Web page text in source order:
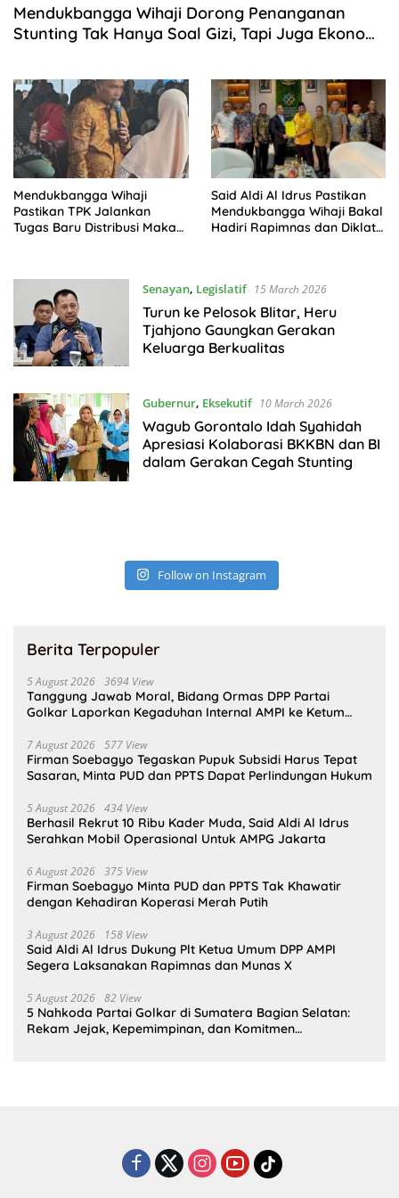
Mendukbangga Wihaji Dorong Penanganan
Stunting Tak Hanya Soal Gizi, Tapi Juga Ekonomi
Mendukbangga Wihaji
Pastikan TPK Jalankan
Tugas Baru Distribusi Makan
Said Aldi Al Idrus Pastikan
Mendukbangga Wihaji Bakal
Hadiri Rapimnas dan Diklat
Senayan, Legislatif 15 March 2026
Turun ke Pelosok Blitar, Heru
Tjahjono Gaungkan Gerakan
Keluarga Berkualitas
Gubernur, Eksekutif 10 March 2026
Wagub Gorontalo Idah Syahidah
Apresiasi Kolaborasi BKKBN dan BI
dalam Gerakan Cegah Stunting
Follow on Instagram
Berita Terpopuler
5 August 2026 3694 View
Tanggung Jawab Moral, Bidang Ormas DPP Partai
Golkar Laporkan Kegaduhan Internal AMPI ke Ketum
7 August 2026 577 View
Firman Soebagyo Tegaskan Pupuk Subsidi Harus Tepat
Sasaran, Minta PUD dan PPTS Dapat Perlindungan Hukum
5 August 2026 434 View
Berhasil Rekrut 10 Ribu Kader Muda, Said Aldi Al Idrus
Serahkan Mobil Operasional Untuk AMPG Jakarta
6 August 2026 375 View
Firman Soebagyo Minta PUD dan PPTS Tak Khawatir
dengan Kehadiran Koperasi Merah Putih
3 August 2026 158 View
Said Aldi Al Idrus Dukung Plt Ketua Umum DPP AMPI
Segera Laksanakan Rapimnas dan Munas X
5 August 2026 82 View
5 Nahkoda Partai Golkar di Sumatera Bagian Selatan:
Rekam Jejak, Kepemimpinan, dan Komitmen